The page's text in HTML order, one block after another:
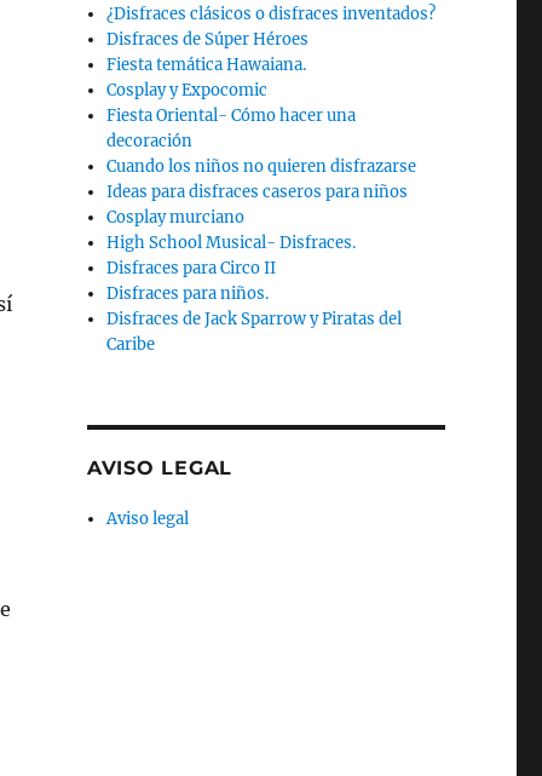
¿Disfraces clásicos o disfraces inventados?
Disfraces de Súper Héroes
Fiesta temática Hawaiana.
Cosplay y Expocomic
Fiesta Oriental- Cómo hacer una
decoración
Cuando los niños no quieren disfrazarse
Ideas para disfraces caseros para niños
Cosplay murciano
High School Musical- Disfraces.
Disfraces para Circo II
Disfraces para niños.
Disfraces de Jack Sparrow y Piratas del
Caribe
AVISO LEGAL
Aviso legal